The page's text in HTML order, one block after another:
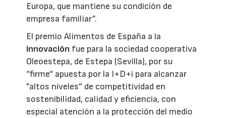
Europa, que mantiene su condición de
empresa familiar”.
El premio Alimentos de España a la
innovación fue para la sociedad cooperativa
Oleoestepa, de Estepa (Sevilla), por su
“firme“ apuesta por la I+D+i para alcanzar
”altos niveles” de competitividad en
sostenibilidad, calidad y eficiencia, con
especial atención a la protección del medio